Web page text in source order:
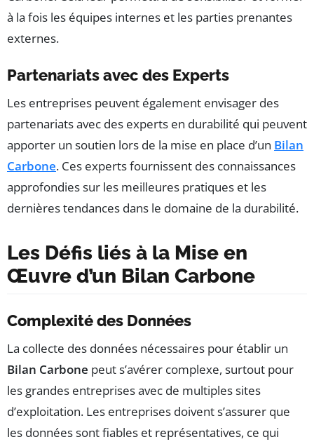
à la fois les équipes internes et les parties prenantes
externes.
Partenariats avec des Experts
Les entreprises peuvent également envisager des
partenariats avec des experts en durabilité qui peuvent
apporter un soutien lors de la mise en place d’un Bilan
Carbone. Ces experts fournissent des connaissances
approfondies sur les meilleures pratiques et les
dernières tendances dans le domaine de la durabilité.
Les Défis liés à la Mise en
Œuvre d’un Bilan Carbone
Complexité des Données
La collecte des données nécessaires pour établir un
Bilan Carbone peut s’avérer complexe, surtout pour
les grandes entreprises avec de multiples sites
d’exploitation. Les entreprises doivent s’assurer que
les données sont fiables et représentatives, ce qui